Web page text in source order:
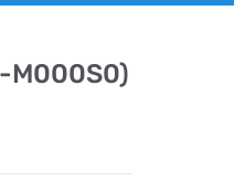
M000S0)